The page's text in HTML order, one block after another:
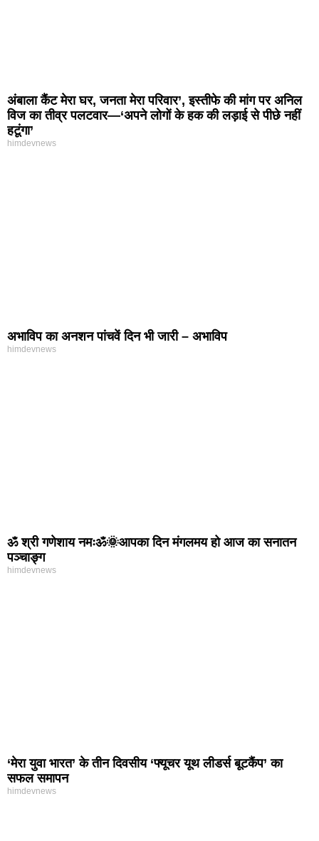
अंबाला कैंट मेरा घर, जनता मेरा परिवार’, इस्तीफे की मांग पर अनिल
विज का तीव्र पलटवार—‘अपने लोगों के हक की लड़ाई से पीछे नहीं
हटूंगा’
himdevnews
अभाविप का अनशन पांचवें दिन भी जारी – अभाविप
himdevnews
ॐ श्री गणेशाय नमःॐ🌞आपका दिन मंगलमय हो आज का सनातन
पञ्चाङ्ग
himdevnews
‘मेरा युवा भारत’ के तीन दिवसीय ‘फ्यूचर यूथ लीडर्स बूटकैंप’ का
सफल समापन
himdevnews